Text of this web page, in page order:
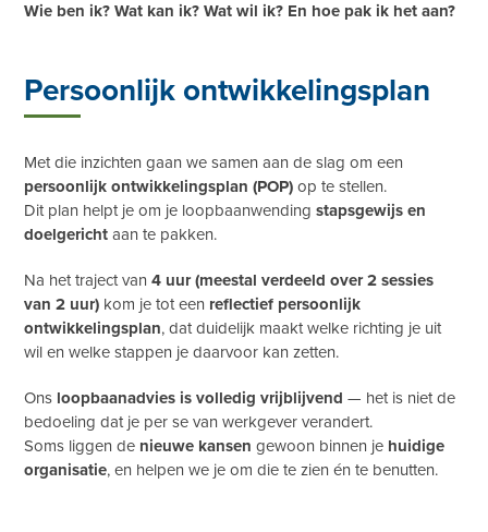
Wie ben ik? Wat kan ik? Wat wil ik? En hoe pak ik het aan?
Persoonlijk ontwikkelingsplan
Met die inzichten gaan we samen aan de slag om een
persoonlijk ontwikkelingsplan (POP) op te stellen.
Dit plan helpt je om je loopbaanwendingstapsgewijs en
doelgericht aan te pakken.
Na het traject van4 uur (meestal verdeeld over 2 sessies
van 2 uur) kom je tot een reflectief persoonlijk
ontwikkelingsplan, dat duidelijk maakt welke richting je uit
wil en welke stappen je daarvoor kan zetten.
Ons loopbaanadvies is volledig vrijblijvend — het is niet de
bedoeling dat je per se van werkgever verandert.
Soms liggen de nieuwe kansen gewoon binnen je huidige
organisatie, en helpen we je om die te zien én te benutten.